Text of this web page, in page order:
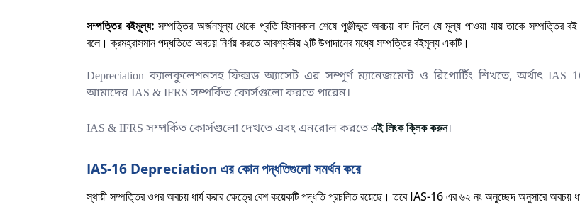
সম্পত্তির বইমূল্য: সম্পত্তির অর্জনমূল্য থেকে প্রতি হিসাবকাল শেষে পুঞ্জীভূত অবচয় বাদ দিলে যে মূল্য পাওয়া যায় তাকে সম্পত্তির
বলে। ক্রমহ্রাসমান পদ্ধতিতে অবচয় নির্ণয় করতে আবশ্যকীয় ২টি উপাদানের মধ্যে সম্পত্তির বইমূল্য একটি।
Depreciation ক্যালকুলেশনসহ ফিক্সড অ্যাসেট এর সম্পূর্ণ ম্যানেজমেন্ট ও রিপোর্টিং শিখতে, অর্থাৎ IAS
আমাদের IAS & IFRS সম্পর্কিত কোর্সগুলো করতে পারেন।
IAS & IFRS সম্পর্কিত কোর্সগুলো দেখতে এবং এনরোল করতেএই লিংক ক্লিক করুন।
IAS-16 Depreciation এর কোন পদ্ধতিগুলো সমর্থন করে
স্থায়ী সম্পত্তির ওপর অবচয় ধার্য করার ক্ষেত্রে বেশ কয়েকটি পদ্ধতি প্রচলিত রয়েছে। তবেIAS-16 এর ৬২ নং অনুচ্ছেদ অনুসারে অবচয়